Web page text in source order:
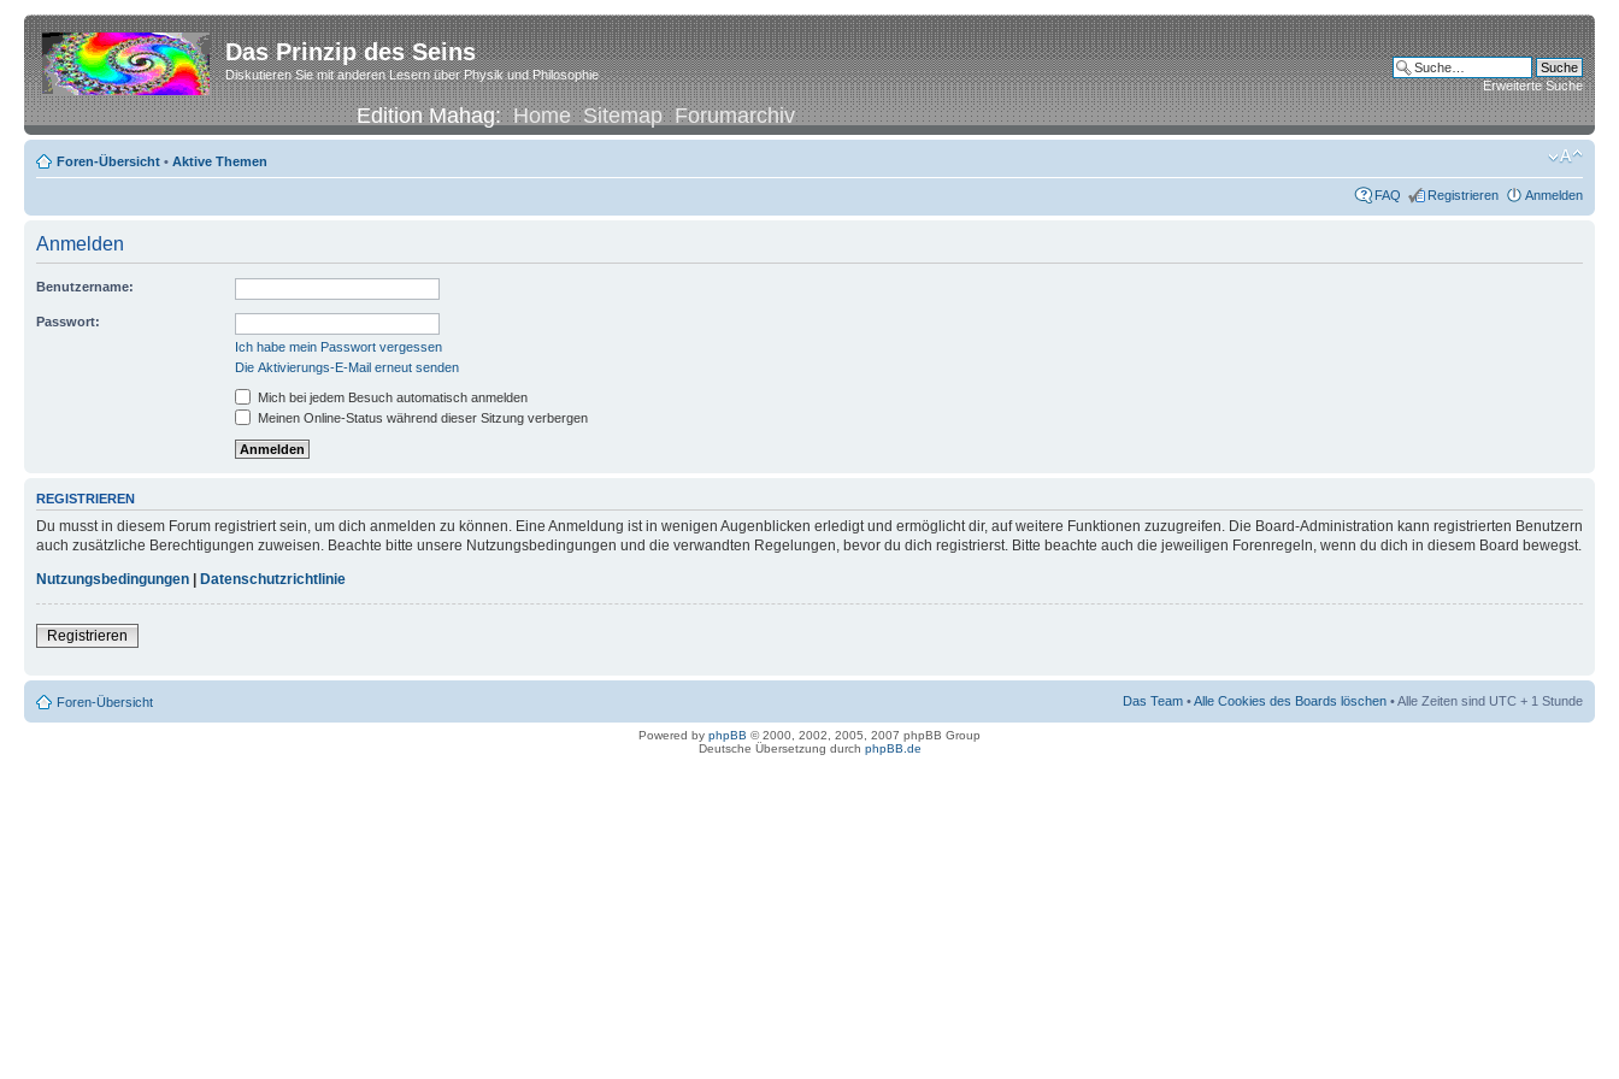
Das Prinzip des Seins
Diskutieren Sie mit anderen Lesern über Physik und Philosophie
Edition Mahag:Home Sitemap Forumarchiv
Erweiterte Suche
Foren-Übersicht • Aktive Themen
FAQ Registrieren Anmelden
Anmelden
Benutzername:
Passwort:
Ich habe mein Passwort vergessen
Die Aktivierungs-E-Mail erneut senden
Mich bei jedem Besuch automatisch anmelden
Meinen Online-Status während dieser Sitzung verbergen
REGISTRIEREN
Du musst in diesem Forum registriert sein, um dich anmelden zu können. Eine Anmeldung ist in wenigen Augenblicken erledigt und ermöglicht dir, auf weitere Funktionen zuzugreifen. Die Board-Administration kann registrierten Benutzern
auch zusätzliche Berechtigungen zuweisen. Beachte bitte unsere Nutzungsbedingungen und die verwandten Regelungen, bevor du dich registrierst. Bitte beachte auch die jeweiligen Forenregeln, wenn du dich in diesem Board bewegst.
Nutzungsbedingungen
Datenschutzrichtlinie
Registrieren
Foren-Übersicht Das Team •Alle Cookies des Boards löschen • Alle Zeiten sind UTC + 1 Stunde
Powered by phpBB © 2000, 2002, 2005, 2007 phpBB Group
Deutsche Übersetzung durch phpBB.de